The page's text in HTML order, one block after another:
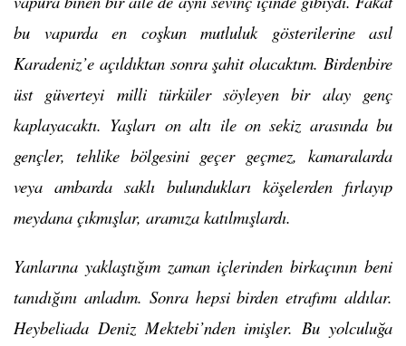
bu vapurda en coşkun mutluluk gösterilerine asıl
Karadeniz’e açıldıktan sonra şahit olacaktım. Birdenbire
üst güverteyi milli türküler söyleyen bir alay genç
kaplayacaktı. Yaşları on altı ile on sekiz arasında bu
gençler, tehlike bölgesini geçer geçmez, kamaralarda
veya ambarda saklı bulundukları köşelerden fırlayıp
meydana çıkmışlar, aramıza katılmışlardı.
Yanlarına yaklaştığım zaman içlerinden birkaçının beni
tanıdığını anladım. Sonra hepsi birden etrafımı aldılar.
Heybeliada Deniz Mektebi’nden imişler. Bu yolculuğa